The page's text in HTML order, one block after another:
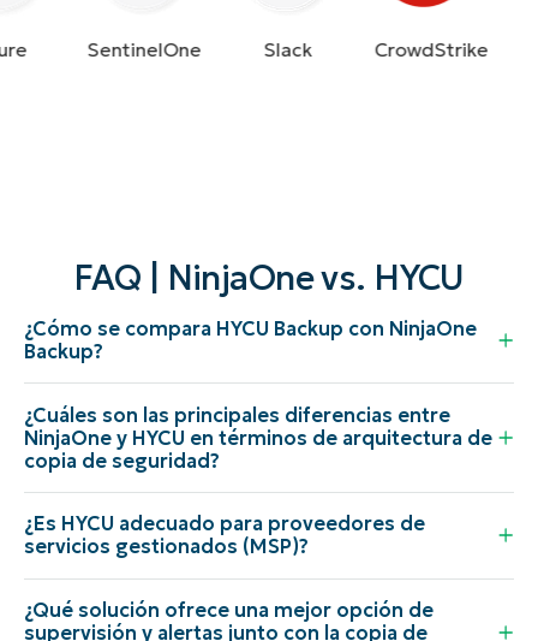
SentinelOne Slack CrowdStrike
FAQ | NinjaOne vs. HYCU
¿Cómo se compara HYCU Backup con NinjaOne
Backup?
¿Cuáles son las principales diferencias entre
NinjaOne y HYCU en términos de arquitectura de
copia de seguridad?
¿Es HYCU adecuado para proveedores de
servicios gestionados (MSP)?
¿Qué solución ofrece una mejor opción de
supervisión y alertas junto con la copia de